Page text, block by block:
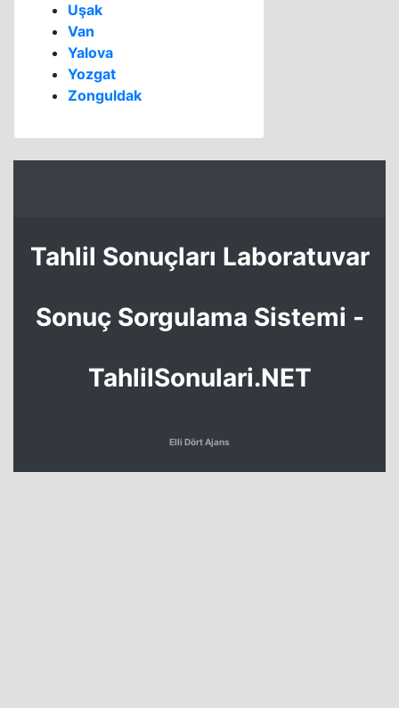
Uşak
Van
Yalova
Yozgat
Zonguldak
Tahlil Sonuçları Laboratuvar
Sonuç Sorgulama Sistemi -
TahlilSonulari.NET
Elli Dört Ajans